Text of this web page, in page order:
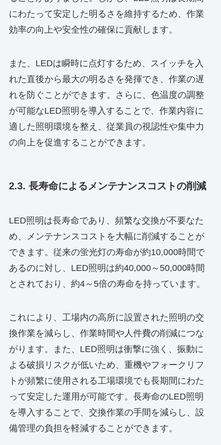
にわたって安定した明るさを維持するため、作業
効率の向上や安全性の確保に貢献します。
また、LEDは瞬時に点灯するため、スイッチを入
れた直後から最大の明るさを発揮でき、作業の遅
れを防ぐことができます。さらに、色温度の調整
が可能なLED照明を導入することで、作業内容に
適した照明環境を整え、従業員の視認性や集中力
の向上を促進することができます。
2.3. 長寿命によるメンテナンスコストの削減
LED照明は長寿命であり、頻繁な交換が不要なた
め、メンテナンスコストを大幅に削減することが
できます。従来の蛍光灯の寿命が約10,000時間で
あるのに対し、LED照明は約40,000～50,000時間
とされており、約4～5倍の寿命を持っています。
これにより、工場内の高所に設置された照明の交
換作業を減らし、作業時間や人件費の削減につな
がります。また、LED照明は衝撃に強く、振動に
よる破損リスクが低いため、重機やフォークリフ
トが頻繁に使用される工場環境でも長期間にわた
って安定した運用が可能です。長寿命のLED照明
を導入することで、交換作業の手間を減らし、設
備管理の負担を軽減することができます。